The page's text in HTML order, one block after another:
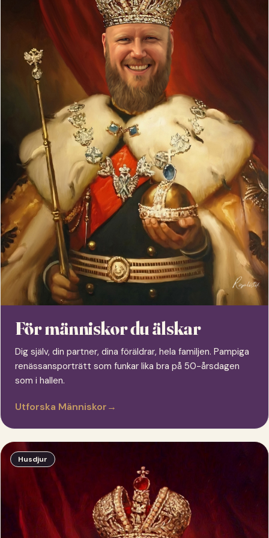
För människor du älskar
Dig själv, din partner, dina föräldrar, hela familjen. Pampiga
renässansporträtt som funkar lika bra på 50-årsdagen
som i hallen.
Utforska Människor→
Husdjur